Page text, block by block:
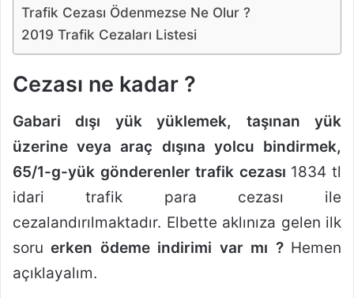
Trafik Cezası Ödenmezse Ne Olur ?
2019 Trafik Cezaları Listesi
Cezası ne kadar ?
Gabari dışı yük yüklemek, taşınan yük
üzerine veya araç dışına yolcu bindirmek,
65/1-g-yük gönderenler trafik cezası 1834 tl
idari trafik para cezası ile
cezalandırılmaktadır. Elbette aklınıza gelen ilk
soruerken ödeme indirimi var mı ?Hemen
açıklayalım.